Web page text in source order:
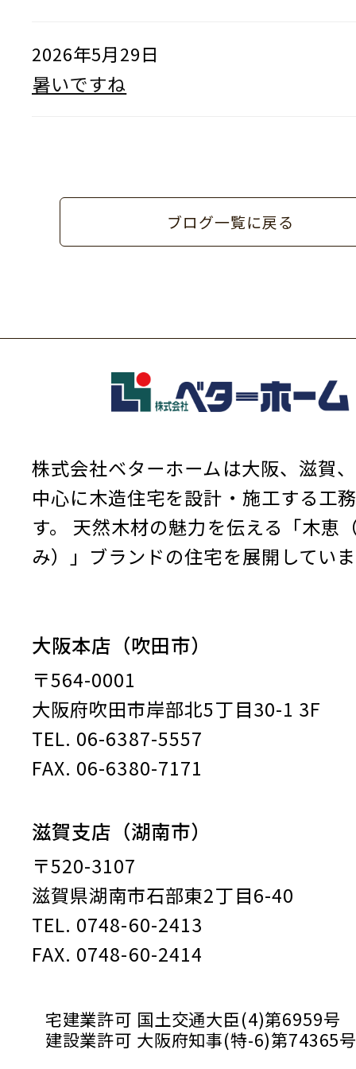
2026年5月29日
暑いですね
ブログ一覧に戻る
株式会社ベターホームは大阪、滋賀
中心に木造住宅を設計・施工する工
す。
天然木材の魅力を伝える「木恵
み）」ブランドの住宅を展開してい
大阪本店（吹田市）
〒564-0001
大阪府吹田市岸部北5丁目30-1 3F
TEL. 06-6387-5557
FAX. 06-6380-7171
滋賀支店（湖南市）
〒520-3107
滋賀県湖南市石部東2丁目6-40
TEL. 0748-60-2413
FAX. 0748-60-2414
宅建業許可 国土交通大臣(4)第6959号
建設業許可 大阪府知事(特-6)第74365